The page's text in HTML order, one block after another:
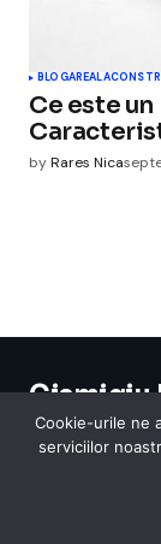
BLOGAREALA
Ce este
byRares Nica
Cismigiu
© 2024
Internet Legislatie
Cookie-urile ne
serviciilor